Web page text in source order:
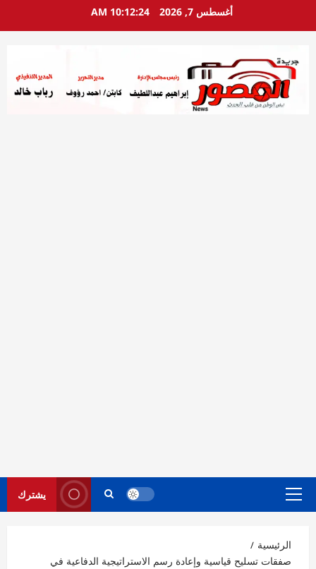
أغسطس 7, 2026 10:12:26 AM
القائمة
يشترك
الرئيسية
صفقات تسليح قياسية وإعادة رسم الاستراتيجية الدفاعية في